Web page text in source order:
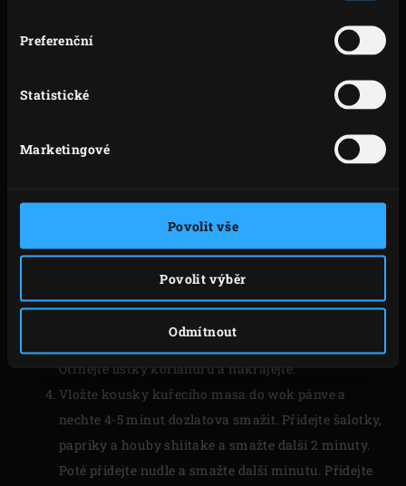
Preferenční
Statistické
Marketingové
Povolit vše
Povolit výběr
Odmítnout
Zapalte
Pro přípravu zeleniny oloupejte šalotky a nakrájejte
na kolečka. Očistěte papriky, odstraňte jadřince a
semínka a nakrájejte na kolečka. Nakrájejte houby
Otrhejte lístky koriandru a nakrájejte.
Vložte kousky kuřecího masa do wok pánve a
nechte 4-5 minut dozlatova smažit. Přidejte šalotky,
papriky a houby shiitake a smažte další 2 minuty.
Poté přidejte nudle a smažte další minutu. Přidejte